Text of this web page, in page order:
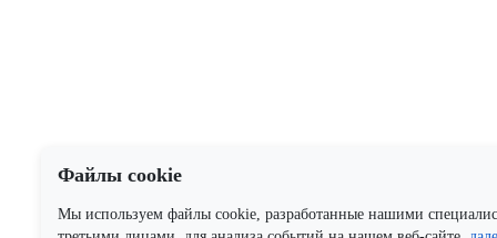
Файлы cookie
Мы используем файлы cookie, разработанные нашими